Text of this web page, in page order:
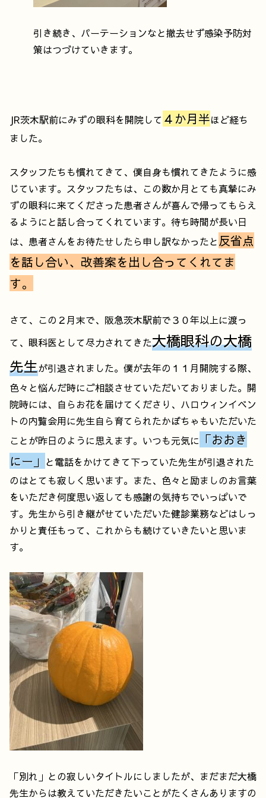
引き続き、パーテーションなと撤去せず感染予防対
策はつづけていきます。
JR茨木駅前にみずの眼科を開院して ４か月半ほど経ち
ました。
スタッフたちも慣れてきて、僕自身も慣れてきたように感
じています。スタッフたちは、この数か月とても真摯にみ
ずの眼科に来てくださった患者さんが喜んで帰ってもらえ
るようにと話し合ってくれています。待ち時間が長い日
は、患者さんをお待たせしたら申し訳なかったと 反省点
を話し合い、改善案を出し合ってくれてま
す。
さて、この２月末で、阪急茨木駅前で３０年以上に渡っ
て、眼科医として尽力されてきた大橋眼科の大橋
先生が引退されました。僕が去年の１１月開院する際、
色々と悩んだ時にご相談させていただいておりました。開
院時には、自らお花を届けてくださり、ハロウィンイベン
トの内覧会用に先生自ら育てられたかぼちゃもいただいた
ことが昨日のように思えます。いつも元気に 「おおき
にー」 と電話をかけてきて下っていた先生が引退された
のはとても寂しく思います。また、色々と励ましのお言葉
をいただき何度思い返しても感謝の気持ちでいっぱいで
す。先生から引き継がせていただいた健診業務などはしっ
かりと責任もって、これからも続けていきたいと思いま
す。
「別れ」との寂しいタイトルにしましたが、まだまだ大橋
先生からは教えていただきたいことがたくさんありますの